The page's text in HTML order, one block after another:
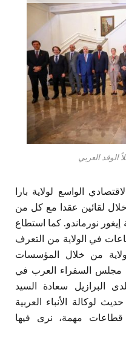
الوفد العربي
الواسع لولاية بارا
خلال لقائين عقدا مع كل من
إيغور نورماندو. كما استطاع
في الولاية من التعرف
من خلال المؤسسات
مجلس السفراء العرب في
البرازيل سعادة السيد
لوكالة الأنباء العربية
قطاعات مهمة، نرى فيها